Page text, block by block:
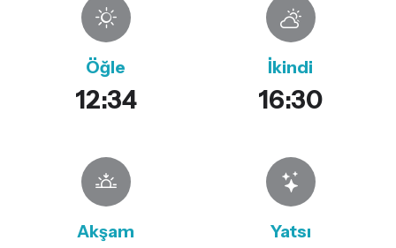
Öğle
12:34
İkindi
16:30
Akşam Yatsı